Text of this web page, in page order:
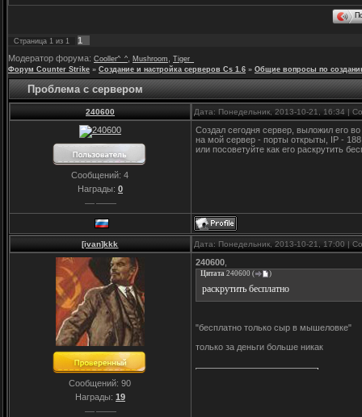
Страница 1 из 1
1
Модератор форума: Cooller^_^ Mushroom
Tiger_
Форум Counter Strike » Создание и настройка серверов Cs 1.6 » Общие вопросы по
Проблема с сервером
240600 Дата: Понедельник, 2013-10-21, 16:34 |
Сообщений:4
Награды: 0
Создал сегодня сервер, выложил его
на мой сервер - порты открыты, IP -
или посоветуйте как его раскрутить
[ivan]kkk Дата: Понедельник, 2013-10-21, 17:00 |
Сообщений:90
Награды: 19
240600
Цитата 240600 ( )
раскрутить бесплатно
"бесплатно только сыр в мышеловке"
только за деньги больше никак